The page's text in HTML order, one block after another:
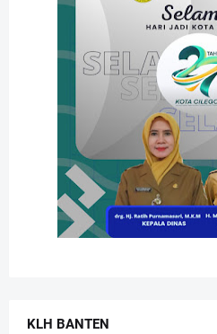
KLH BANTEN